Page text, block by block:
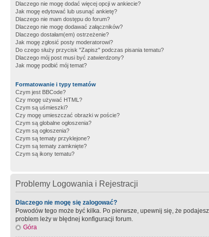
Dlaczego nie mogę dodać więcej opcji w ankiecie?
Jak mogę edytować lub usunąć ankietę?
Dlaczego nie mam dostępu do forum?
Dlaczego nie mogę dodawać załączników?
Dlaczego dostałam(em) ostrzeżenie?
Jak mogę zgłosić posty moderatorowi?
Do czego służy przycisk "Zapisz" podczas pisania tematu?
Dlaczego mój post musi być zatwierdzony?
Jak mogę podbić mój temat?
Formatowanie i typy tematów
Czym jest BBCode?
Czy mogę używać HTML?
Czym są uśmieszki?
Czy mogę umieszczać obrazki w poście?
Czym są globalne ogłoszenia?
Czym są ogłoszenia?
Czym są tematy przyklejone?
Czym są tematy zamknięte?
Czym są ikony tematu?
Problemy Logowania i Rejestracji
Dlaczego nie mogę się zalogować?
Powodów tego może być kilka. Po pierwsze, upewnij się, że
problem leży w błędnej konfiguracji forum.
Góra